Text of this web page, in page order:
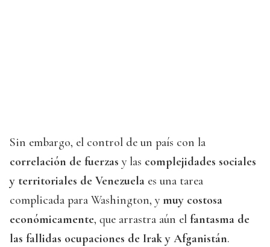
Sin embargo, el control de un país con la
correlación de fuerzas y las complejidades sociales
y territoriales de Venezuela es una tarea
complicada para Washington, ymuy costosa
económicamente, que arrastra aún el fantasma de
las fallidas ocupaciones de Irak y Afganistán.